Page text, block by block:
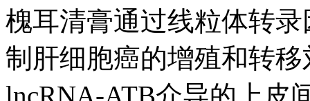
槐耳清膏通过线粒体转
制肝细胞癌的增殖和转